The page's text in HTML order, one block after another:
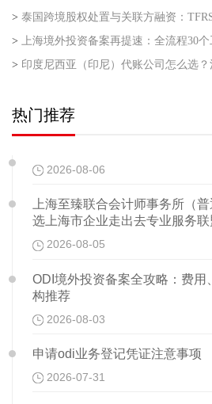
> 泰国跨境股权处置与关联方融资：TFRS下的会计难题与
> 上海境外投资备案再提速：全流程30个
> 印度尼西亚（印尼）代账公司怎么选？
热门推荐
2026-08-06
上海至臻联合会计师事务所（
选上海市企业走出去专业服务
2026-08-05
ODI境外投资备案全攻略：费用
构推荐
2026-08-03
申请odi业务登记凭证注意事项
2026-07-31